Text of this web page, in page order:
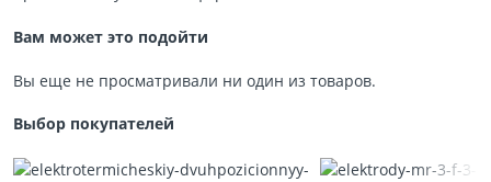
Вам может это подойти
Вы еще не просматривали ни один из товаров.
Выбор покупателей